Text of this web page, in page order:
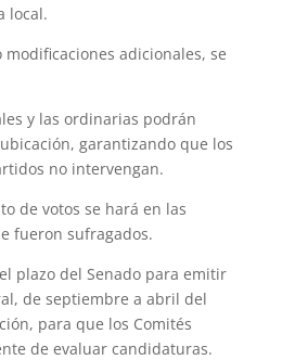
local.
adicionales, se
y las ordinarias podrán
garantizando que los
no intervengan.
de votos se hará en las
fueron sufragados.
plazo del Senado para emitir
de septiembre a abril del
para que los Comités
de evaluar candidaturas.